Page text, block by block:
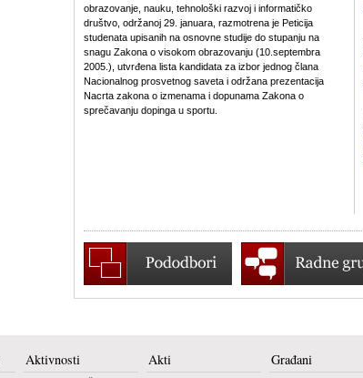
obrazovanje, nauku, tehnološki razvoj i informatičko
društvo, održanoj 29. januara, razmotrena je Peticija
studenata upisanih na osnovne studije do stupanju na
snagu Zakona o visokom obrazovanju (10.septembra
2005.), utvrđena lista kandidata za izbor jednog člana
Nacionalnog prosvetnog saveta i održana prezentacija
Nacrta zakona o izmenama i dopunama Zakona o
sprečavanju dopinga u sportu.
Aktivnosti Akti Građani